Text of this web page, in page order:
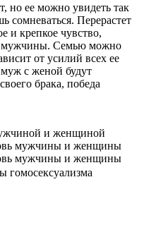
но ее можно увидеть так
сомневаться. Перерастет
и крепкое чувство,
мужчины. Семью можно
от усилий всех ее
с женой будут
брака, победа